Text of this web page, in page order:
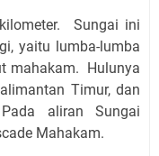
Sungai ini
yaitu lumba-lumba
mahakam. Hulunya
Timur, dan
aliran Sungai
Mahakam.